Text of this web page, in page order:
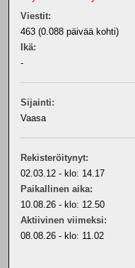
Viestit:
463 (0.088 päivää kohti)
Ikä:
-
Sijainti:
Vaasa
Rekisteröitynyt:
02.03.12 - klo: 14.17
Paikallinen aika:
10.08.26 - klo: 12.50
Aktiivinen viimeksi:
08.08.26 - klo: 11.02